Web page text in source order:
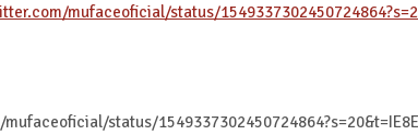
mufaceoficial/status/
status/